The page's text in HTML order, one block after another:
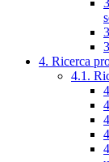
4. Ricerca
4.1.